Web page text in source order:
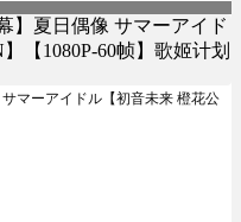
マーアイドル【初音未来 橙花公